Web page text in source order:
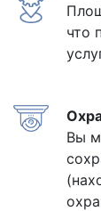
что
Вы